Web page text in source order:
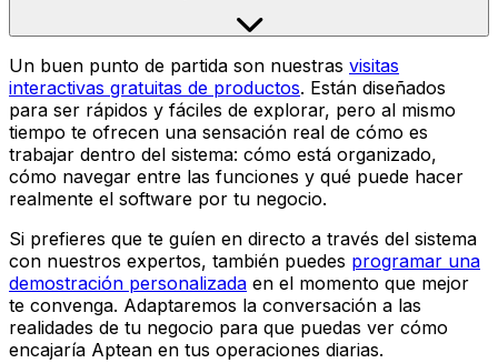
Un buen punto de partida son nuestras visitas
interactivas gratuitas de productos. Están diseñados
para ser rápidos y fáciles de explorar, pero al mismo
tiempo te ofrecen una sensación real de cómo es
trabajar dentro del sistema: cómo está organizado,
cómo navegar entre las funciones y qué puede hacer
realmente el software por tu negocio.
Si prefieres que te guíen en directo a través del sistema
con nuestros expertos, también puedes programar una
demostración personalizada en el momento que mejor
te convenga. Adaptaremos la conversación a las
realidades de tu negocio para que puedas ver cómo
encajaría Aptean en tus operaciones diarias.